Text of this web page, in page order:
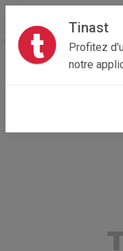
Tinast
Profitez
notre
Accueil Recherche